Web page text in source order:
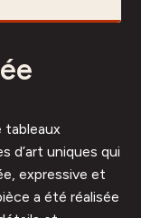
tableaux
d’art uniques qui
expressive et
a été réalisée